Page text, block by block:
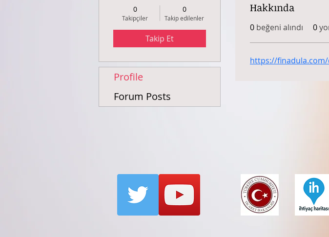
Hakkında
0 beğeni alındı 0
https://
0
Takipçiler
0
Takip edilenler
Takip Et
Profile
Forum Posts